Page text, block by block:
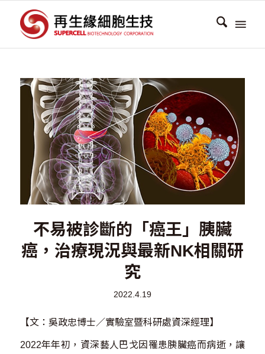
不易被診斷的「癌王」胰臟
癌，治療現況與最新NK相關研
究
2022.4.19
【文：吳政忠博士／實驗室暨科研處資深經理】
2022年年初，資深藝人巴戈因罹患胰臟癌而病逝，讓